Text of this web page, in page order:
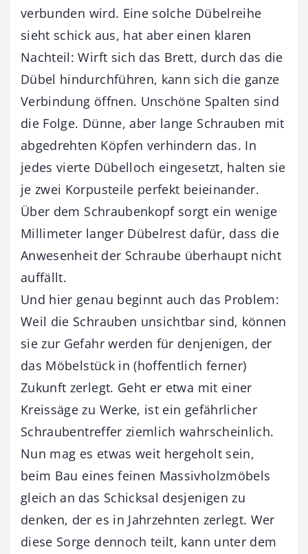
verbunden wird. Eine solche Dübelreihe
sieht schick aus, hat aber einen klaren
Nachteil: Wirft sich das Brett, durch das die
Dübel hindurchführen, kann sich die ganze
Verbindung öffnen. Unschöne Spalten sind
die Folge. Dünne, aber lange Schrauben mit
abgedrehten Köpfen verhindern das. In
jedes vierte Dübelloch eingesetzt, halten sie
je zwei Korpusteile perfekt beieinander.
Über dem Schraubenkopf sorgt ein wenige
Millimeter langer Dübelrest dafür, dass die
Anwesenheit der Schraube überhaupt nicht
auffällt.
Und hier genau beginnt auch das Problem:
Weil die Schrauben unsichtbar sind, können
sie zur Gefahr werden für denjenigen, der
das Möbelstück in (hoffentlich ferner)
Zukunft zerlegt. Geht er etwa mit einer
Kreissäge zu Werke, ist ein gefährlicher
Schraubentreffer ziemlich wahrscheinlich.
Nun mag es etwas weit hergeholt sein,
beim Bau eines feinen Massivholzmöbels
gleich an das Schicksal desjenigen zu
denken, der es in Jahrzehnten zerlegt. Wer
diese Sorge dennoch teilt, kann unter dem